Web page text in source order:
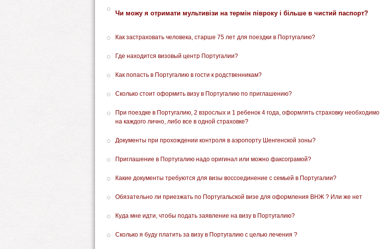
Чи можу я отримати мультивізи на термін півроку і більше в чистий паспорт?
Как застраховать человека, старше 75 лет для поездки в Португалию?
Где находится визовый центр Португалии?
Как попасть в Португалию в гости к родственникам?
Сколько стоит оформить визу в Португалию по приглашению?
При поездке в Португалию, 2 взрослых и 1 ребенок 4 года, оформлять страховку необходимо
на каждого лично, либо все в одной страховке?
Документы при прохождении контроля в аэропорту Шенгенской зоны?
Приглашение в Португалию надо оригинал или можно факсограмой?
Какие документы требуются для визы воссоединение с семьей в Португалии?
Обязательно ли приезжать по Португальской визе для оформления ВНЖ ? Или же нет
Куда мне идти, чтобы подать заявление на визу в Португалию?
Сколько я буду платить за визу в Португалию с целью лечения ?